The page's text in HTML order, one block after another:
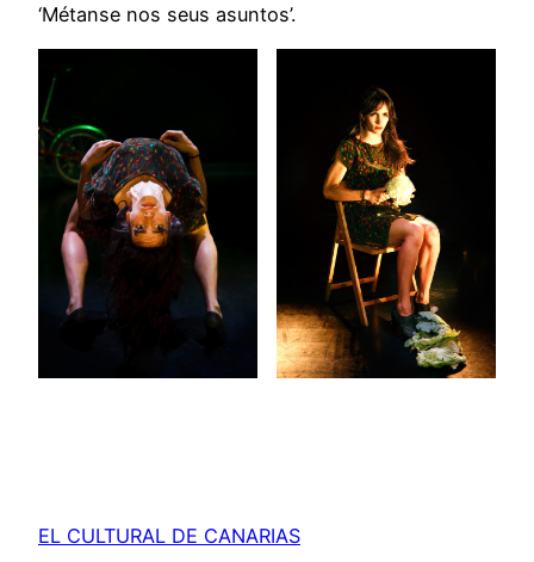
‘Métanse nos seus asuntos’.
EL CULTURAL DE CANARIAS